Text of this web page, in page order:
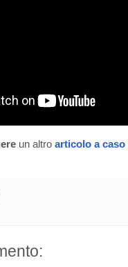
un altro articolo a caso